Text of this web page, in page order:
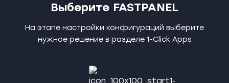
Выберите FASTPANEL
На этапе настройки конфигураций выберите
нужное решение в разделе 1-Click Apps